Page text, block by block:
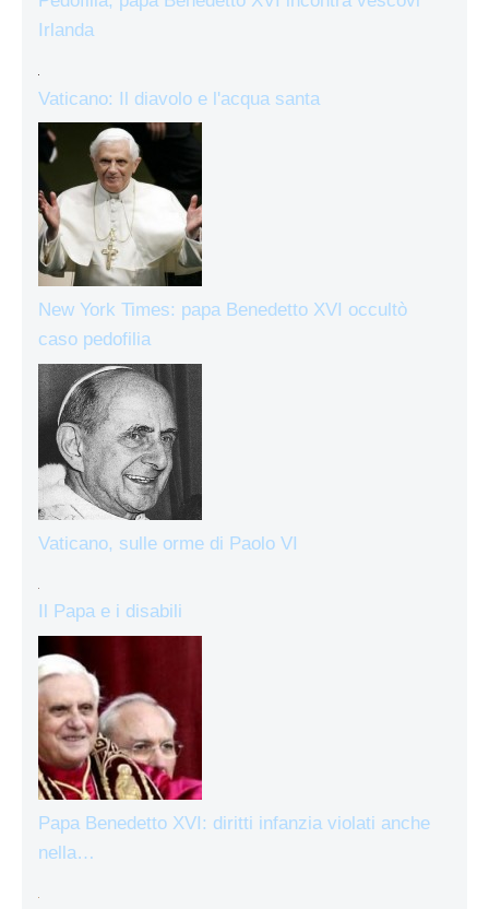
Irlanda
Vaticano: Il diavolo e l'acqua santa
New York Times: papa Benedetto XVI occultò
caso pedofilia
Vaticano, sulle orme di Paolo VI
Il Papa e i disabili
Papa Benedetto XVI: diritti infanzia violati anche
nella…